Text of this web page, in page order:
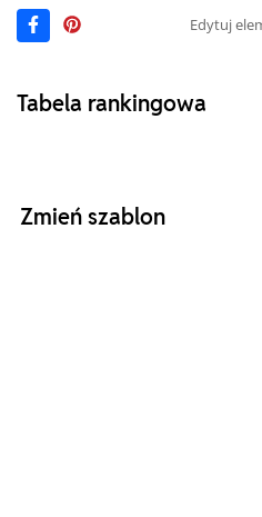
Edytuj
Tabela rankingowa
Zmień szablon